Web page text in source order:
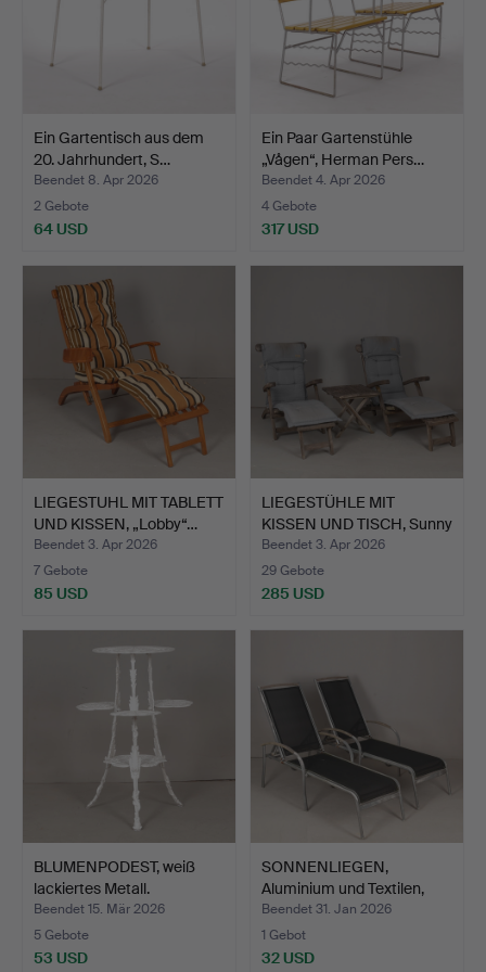
Ein Gartentisch aus dem
20. Jahrhundert, S…
Beendet 8. Apr 2026
2 Gebote
64 USD
Ein Paar Gartenstühle
„Vågen“, Herman Pers…
Beendet 4. Apr 2026
4 Gebote
317 USD
LIEGESTUHL MIT TABLETT
UND KISSEN, „Lobby“…
Beendet 3. Apr 2026
7 Gebote
85 USD
LIEGESTÜHLE MIT
KISSEN UND TISCH, Sunny
Ga…
Beendet 3. Apr 2026
29 Gebote
285 USD
BLUMENPODEST, weiß
lackiertes Metall.
Beendet 15. Mär 2026
5 Gebote
53 USD
SONNENLIEGEN,
Aluminium und Textilen,
mode…
Beendet 31. Jan 2026
1 Gebot
32 USD